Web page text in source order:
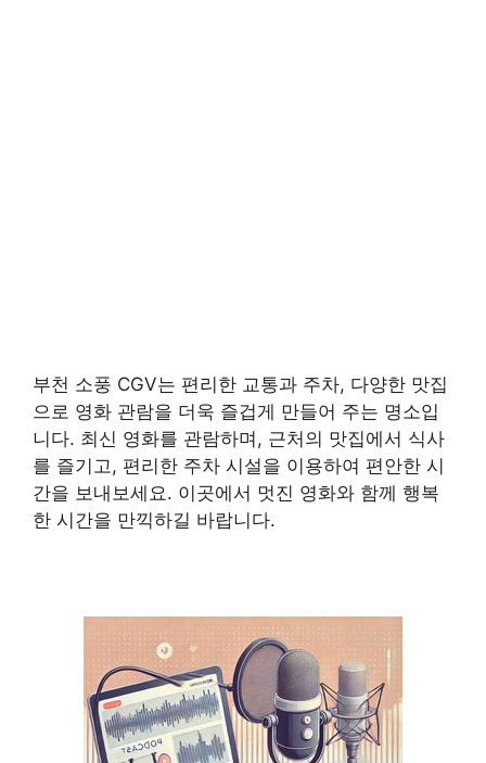
부천 소풍 CGV는 편리한 교통과 주차, 다양한 맛집
으로 영화 관람을 더욱 즐겁게 만들어 주는 명소입
니다. 최신 영화를 관람하며, 근처의 맛집에서 식사
를 즐기고, 편리한 주차 시설을 이용하여 편안한 시
간을 보내보세요. 이곳에서 멋진 영화와 함께 행복
한 시간을 만끽하길 바랍니다.